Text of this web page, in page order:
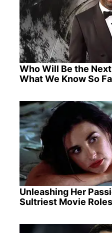
Who Will Be the
What We Know So
Unleashing Her
Sultriest Movie